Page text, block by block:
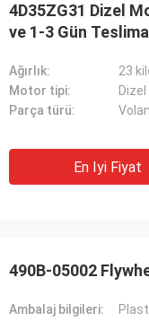
4D35ZG31 Dizel
ve 1-3 Gün
Ağırlık:
23
Motor tipi:
Dizel
Parça türü:
En Iyi Fiyat
490B-05002
Ambalaj bilgileri: